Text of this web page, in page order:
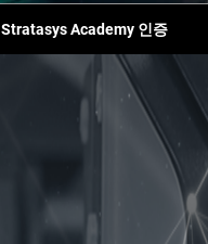
Stratasys Academy 인증